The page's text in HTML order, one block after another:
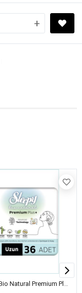
+
Sleepy Bio Natural Premium Plus Hijyenik Ped Mega Paket Uzun 36 Adet